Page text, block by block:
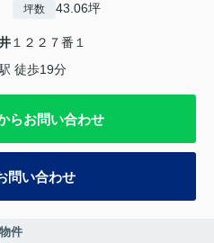
坪数 43.06坪
１２２７番１
徒歩19分
らお問い合わせ
問い合わせ
件